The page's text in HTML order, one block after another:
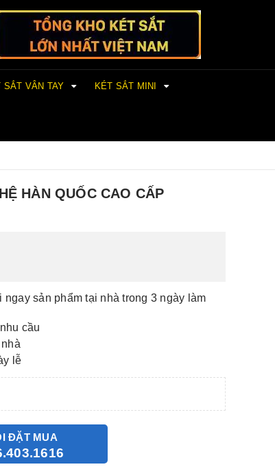
SẮT VÂN TAY KÉT SẮT MINI
HÀN QUỐC CAO CẤP
sản phẩm tại nhà trong 3 ngày làm
cầu
lễ
ĐẶT MUA